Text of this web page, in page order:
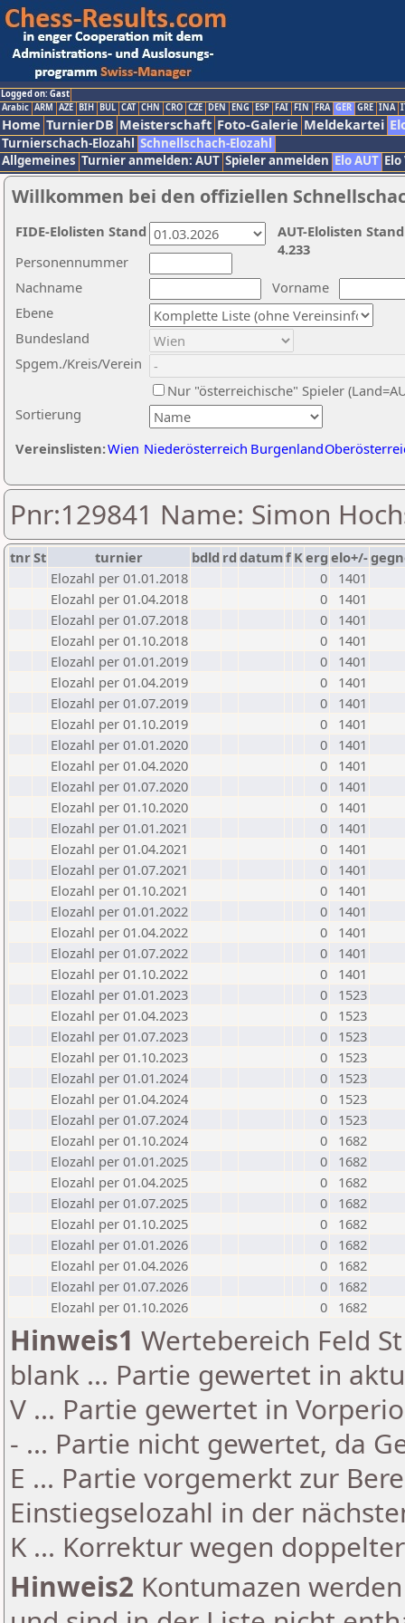
Logged on: Gast
Arabic ARM AZE BIH BUL CAT CHN CRO CZE DEN ENG ESP FAI FIN FRA GER GRE INA
Home TurnierDB Meisterschaft Foto-Galerie Meldekartei
Turnierschach-Elozahl Schnellschach-Elozahl
Allgemeines Turnier anmelden: AUT Spieler anmelden Elo AUT
Willkommen bei den offiziellen
Nachname
Vorname
Ebene
Sortierung
Personennummer
Bundesland
Spgem./Kreis/Verein
Nur "österreichische" Spieler
Vereinslisten:Wien Niederösterreich Burgenland
AUT-Elolisten
4.233
FIDE-Elolisten Stand
Pnr:129841 Name: Simon
tnrSt turnier bdld rd datumf Kerg elo+/-
Elozahl per 01.01.2018
0
1401
Elozahl per 01.04.2018
0
1401
Elozahl per 01.07.2018
0
1401
Elozahl per 01.10.2018
0
1401
Elozahl per 01.01.2019
0
1401
Elozahl per 01.04.2019
0
1401
Elozahl per 01.07.2019
0
1401
Elozahl per 01.10.2019
0
1401
Elozahl per 01.01.2020
0
1401
Elozahl per 01.04.2020
0
1401
Elozahl per 01.07.2020
0
1401
Elozahl per 01.10.2020
0
1401
Elozahl per 01.01.2021
0
1401
Elozahl per 01.04.2021
0
1401
Elozahl per 01.07.2021
0
1401
Elozahl per 01.10.2021
0
1401
Elozahl per 01.01.2022
0
1401
Elozahl per 01.04.2022
0
1401
Elozahl per 01.07.2022
0
1401
Elozahl per 01.10.2022
0
1401
Elozahl per 01.01.2023
0
1523
Elozahl per 01.04.2023
0
1523
Elozahl per 01.07.2023
0
1523
Elozahl per 01.10.2023
0
1523
Elozahl per 01.01.2024
0
1523
Elozahl per 01.04.2024
0
1523
Elozahl per 01.07.2024
0
1523
Elozahl per 01.10.2024
0
1682
Elozahl per 01.01.2025
0
1682
Elozahl per 01.04.2025
0
1682
Elozahl per 01.07.2025
0
1682
Elozahl per 01.10.2025
0
1682
Elozahl per 01.01.2026
0
1682
Elozahl per 01.04.2026
0
1682
Elozahl per 01.07.2026
0
1682
Elozahl per 01.10.2026
0 1682
Hinweis1 Wertebereich Feld
blank ... Partie gewertet in
V ... Partie gewertet in
- ... Partie nicht gewertet, da
E ... Partie vorgemerkt zur
Einstiegselozahl in der
K ... Korrektur wegen
Hinweis2 Kontumazen